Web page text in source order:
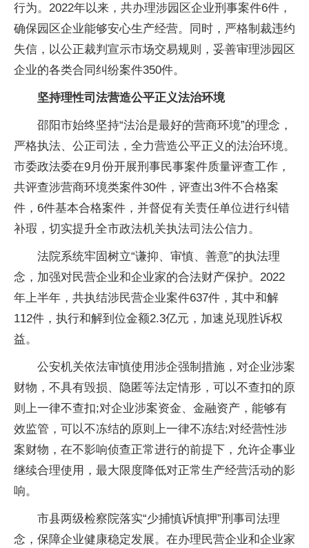
行为。2022年以来，共办理涉园区企业刑事案件6件，
确保园区企业能够安心生产经营。同时，严格制裁违约
失信，以公正裁判宣示市场交易规则，妥善审理涉园区
企业的各类合同纠纷案件350件。
坚持理性司法营造公平正义法治环境
邵阳市始终坚持“法治是最好的营商环境”的理念，
严格执法、公正司法，全力营造公平正义的法治环境。
市委政法委在9月份开展刑事民事案件质量评查工作，
共评查涉营商环境类案件30件，评查出3件不合格案
件，6件基本合格案件，并督促有关责任单位进行纠错
补瑕，切实提升全市政法机关执法司法公信力。
法院系统牢固树立“谦抑、审慎、善意”的执法理
念，加强对民营企业和企业家的合法财产保护。2022
年上半年，共执结涉民营企业案件637件，其中和解
112件，执行和解到位金额2.3亿元，加速兑现胜诉权
益。
公安机关依法审慎使用涉企强制措施，对企业涉案
财物，不具有毁损、隐匿等法定情形，可以不查扣的原
则上一律不查扣;对企业涉案资金、金融资产，能够有
效监管，可以不冻结的原则上一律不冻结;对经营性涉
案财物，在不影响侦查正常进行的前提下，允许企事业
继续合理使用，最大限度降低对正常生产经营活动的影
响。
市县两级检察院落实“少捕慎诉慎押”刑事司法理
念，保障企业健康稳定发展。在办理民营企业和企业家